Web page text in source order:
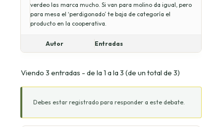
verdeo las marca mucho. Si van para molino da igual, pero
para mesa el ‘perdigonado’ te baja de categoría el
producto en la cooperativa.
Autor Entradas
Viendo 3 entradas - de la 1 a la 3 (de un total de 3)
Debes estar registrado para responder a este debate.